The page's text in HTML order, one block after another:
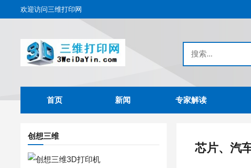
欢迎访问三维打印网
首页 新闻 专家解读
创想三维
芯片、汽